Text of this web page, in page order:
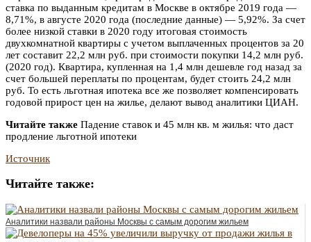
ставка по выданным кредитам в Москве в октябре 2019 года —
8,71%, в августе 2020 года (последние данные) — 5,92%. За счет
более низкой ставки в 2020 году итоговая стоимость
двухкомнатной квартиры с учетом выплаченных процентов за 20
лет составит 22,2 млн руб. при стоимости покупки 14,2 млн руб.
(2020 год). Квартира, купленная на 1,4 млн дешевле год назад за
счет большей переплаты по процентам, будет стоить 24,2 млн
руб. То есть льготная ипотека все же позволяет компенсировать
годовой прирост цен на жилье, делают вывод аналитики ЦИАН.
Читайте также Падение ставок и 45 млн кв. м жилья: что даст
продление льготной ипотеки
Источник
Читайте также:
Аналитики назвали районы Москвы с самым дорогим жильем